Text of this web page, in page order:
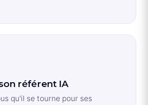
référent IA
qu'il se tourne pour ses